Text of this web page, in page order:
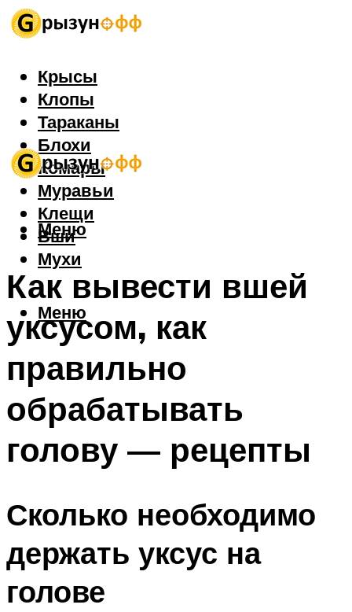
Крысы
Клопы
Тараканы
Блохи
Комары
Муравьи
Клещи
Вши
Мухи
Меню
Меню
Как вывести вшей
уксусом, как
правильно
обрабатывать
голову — рецепты
Сколько необходимо
держать уксус на
голове